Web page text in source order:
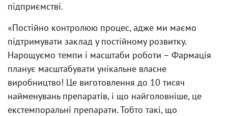
підприємстві.
«Постійно контролюю процес, адже ми маємо
підтримувати заклад у постійному розвитку.
Нарощуємо темпи і масштаби роботи – Фармація
планує масштабувати унікальне власне
виробництво! Це виготовлення до 10 тисяч
найменувань препаратів, і що найголовніше, це
екстемпоральні препарати. Тобто такі, що